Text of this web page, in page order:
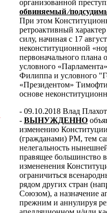
организованной
обвиняемый
При этом
ретроактивный
силу, начиная с 17
неконституционной
первоначального плана
условного
Филиппа и условного
«Президентом»
основе
- 09.10.2018 Влад
- ВЫНУЖДЕННО
изменению
(гражданами) РМ, тем
нелегальность
правящее большинство
измененения
ограничиться
рядом других стран
Союзом), а назначение
прежним и аннулируя